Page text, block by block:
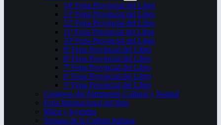
14ª Feria Provincial del Libro
13ª Feria Provincial del Libro
12ª Feria Provincial del Libro
11ª Feria Provincial del Libro
10ª Feria Provincial del Libro
9ª Feria Provincial del Libro
8ª Feria Provincial del Libro
7ª Feria Provincial del Libro
6ª Feria Provincial del Libro
5ª Feria Provincial del Libro
Congreso del Patrimonio Cultural y Natural
Feria Internacional del libro
Mitos y leyendas
Semana de la Cultura Italiana